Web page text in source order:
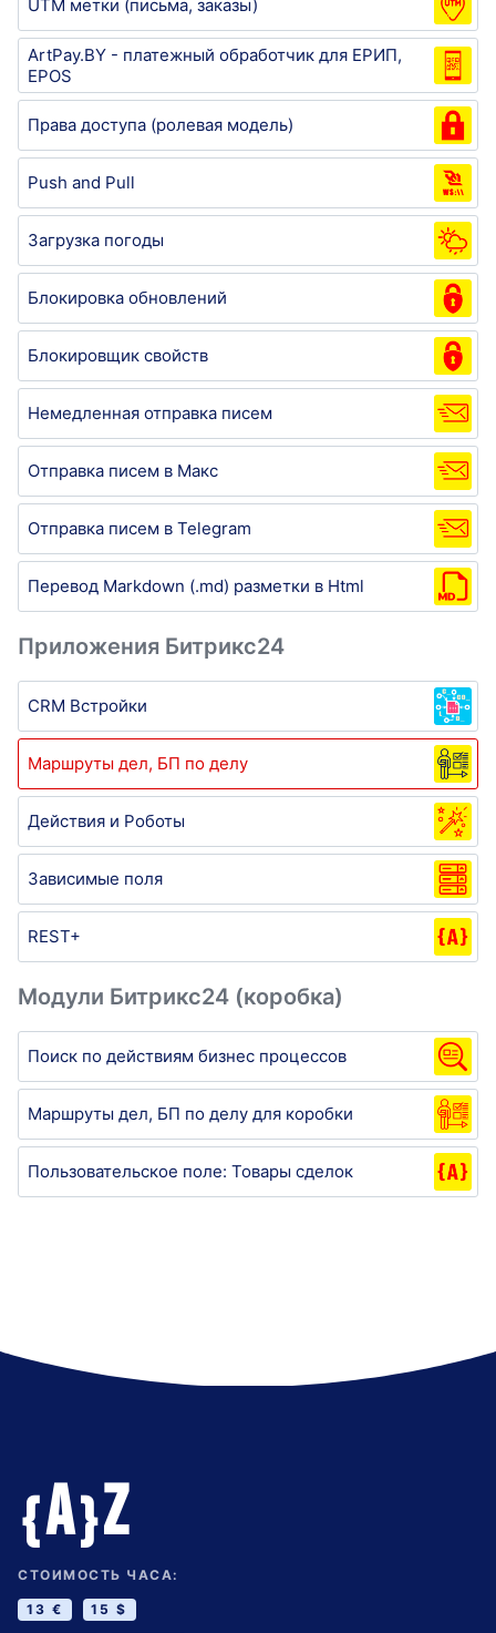
UTM метки (письма, заказы)
ArtPay.BY - платежный обработчик для ЕРИП,
EPOS
Права доступа (ролевая модель)
Push and Pull
Загрузка погоды
Блокировка обновлений
Блокировщик свойств
Немедленная отправка писем
Отправка писем в Макс
Отправка писем в Telegram
Перевод Markdown (.md) разметки в Html
Приложения Битрикс24
CRM Встройки
Маршруты дел, БП по делу
Действия и Роботы
Зависимые поля
REST+
Модули Битрикс24 (коробка)
Поиск по действиям бизнес процессов
Маршруты дел, БП по делу для коробки
Пользовательское поле: Товары сделок
{A}Z
СТОИМОСТЬ ЧАСА:
13 € 15 $